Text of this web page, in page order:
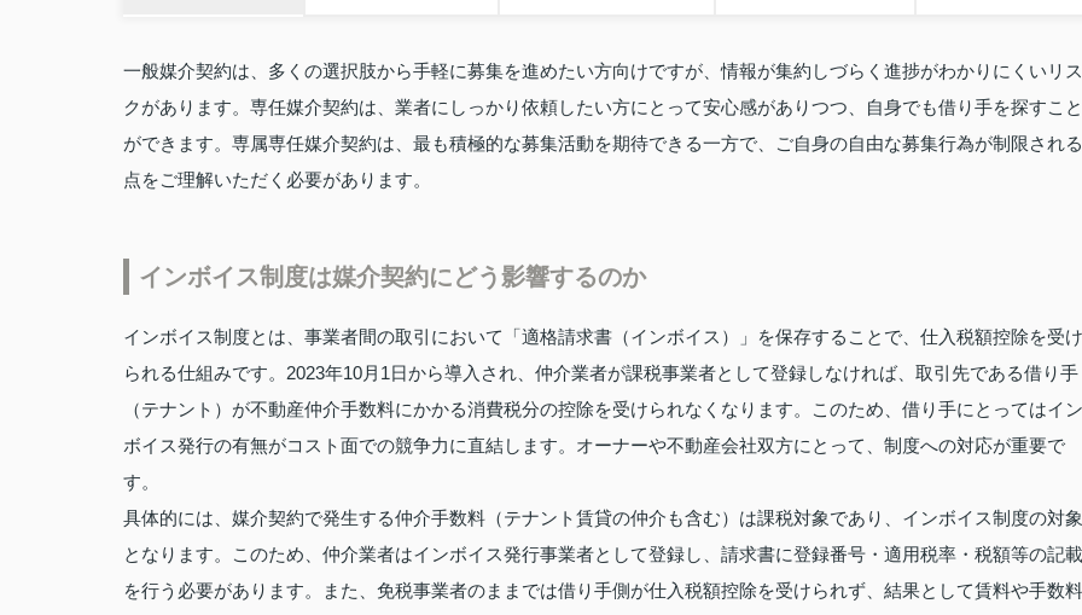
一般媒介契約は、多くの選択肢から手軽に募集を進めたい方向けですが、情報が集約しづらく進捗がわかりにくいリス
クがあります。専任媒介契約は、業者にしっかり依頼したい方にとって安心感がありつつ、自身でも借り手を探すこと
ができます。専属専任媒介契約は、最も積極的な募集活動を期待できる一方で、ご自身の自由な募集行為が制限される
点をご理解いただく必要があります。
インボイス制度は媒介契約にどう影響するのか
インボイス制度とは、事業者間の取引において「適格請求書（インボイス）」を保存することで、仕入税額控除を受け
られる仕組みです。2023年10月1日から導入され、仲介業者が課税事業者として登録しなければ、取引先である借り手
（テナント）が不動産仲介手数料にかかる消費税分の控除を受けられなくなります。このため、借り手にとってはイン
ボイス発行の有無がコスト面での競争力に直結します。オーナーや不動産会社双方にとって、制度への対応が重要で
す。
具体的には、媒介契約で発生する仲介手数料（テナント賃貸の仲介も含む）は課税対象であり、インボイス制度の対象
となります。このため、仲介業者はインボイス発行事業者として登録し、請求書に登録番号・適用税率・税額等の記載
を行う必要があります。また、免税事業者のままでは借り手側が仕入税額控除を受けられず、結果として賃料や手数料